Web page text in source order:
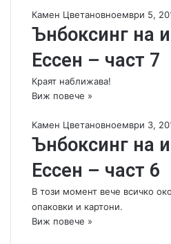
Камен Цветановноември 5,
Ънбоксинг на
Ессен – част 7
Краят наближава!
Виж повече »
Камен Цветановноември 3,
Ънбоксинг на
Ессен – част 6
В този момент вече всичко
опаковки и картони.
Виж повече »